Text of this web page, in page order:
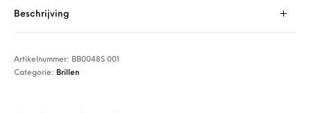
Beschrijving
Artikelnummer: BB0048S 001
Categorie: Brillen